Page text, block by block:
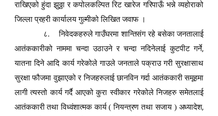
राखिएको हुंदा झुठ्ठा र कपोलकल्पित रिट खारेज गरिपाऊँ भन्ने व्यहोराको
जिल्ला प्रहरी कार्यालय गुल्मीको लिखित जवाफ ।
८. निवेदकहरुले गाउँघरमा शान्तिसंग रहे बसेका जनतालाई
आतंककारीको नाममा चन्दा उठाउने र चन्दा नदिनेलाई कुटपीट गर्ने,
यातना दिने आदि कार्य गरेकोले गाउले जनताले पक्राउ गरी सुरक्षासाथ
सुरक्षा फौजमा वुझाएको र निजहरुलाई छानविन गर्दा आतंककारी समूहमा
लागी त्यस्तो कार्य गर्दै आएको कुरा स्वीकार गरेकोले निजहरु समेतलाई
आतंककारी तथा विध्वंशात्मक कार्य ( नियन्त्रण तथा सजाय ) अध्यादेश,